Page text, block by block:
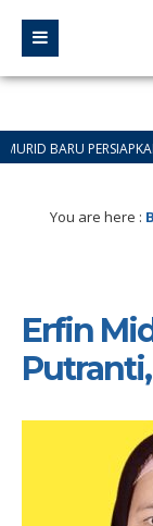
PERSIAPKAN
You are here :
Erfin